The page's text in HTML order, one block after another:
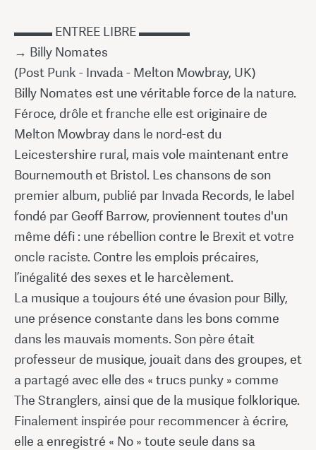
▬▬▬ ENTREE LIBRE ▬▬▬▬
→ Billy Nomates
(Post Punk - Invada - Melton Mowbray, UK)
Billy Nomates est une véritable force de la nature.
Féroce, drôle et franche elle est originaire de
Melton Mowbray dans le nord-est du
Leicestershire rural, mais vole maintenant entre
Bournemouth et Bristol. Les chansons de son
premier album, publié par Invada Records, le label
fondé par Geoff Barrow, proviennent toutes d'un
même défi : une rébellion contre le Brexit et votre
oncle raciste. Contre les emplois précaires,
l’inégalité des sexes et le harcèlement.
La musique a toujours été une évasion pour Billy,
une présence constante dans les bons comme
dans les mauvais moments. Son père était
professeur de musique, jouait dans des groupes, et
a partagé avec elle des « trucs punky » comme
The Stranglers, ainsi que de la musique folklorique.
Finalement inspirée pour recommencer à écrire,
elle a enregistré « No » toute seule dans sa